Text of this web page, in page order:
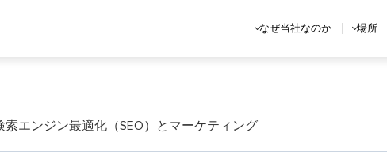
なぜ当社なのか 場所
索エンジン最適化（SEO）とマーケティング